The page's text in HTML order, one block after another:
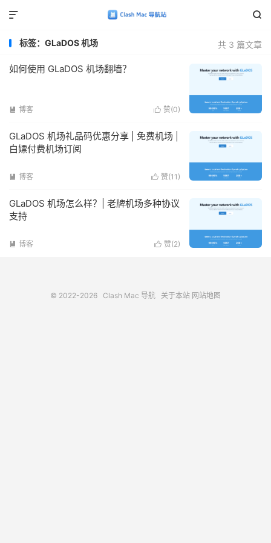


共 3 篇文章
标签：GLaDOS 机场
如何使用 GLaDOS 机场翻墙？
 赞(0)
 博客
GLaDOS 机场礼品码优惠分享 | 免费机场 |
白嫖付费机场订阅
 赞(11 )
 博客
GLaDOS 机场怎么样？| 老牌机场多种协议
支持
 赞(2)
 博客
© 2022-2026 Clash Mac 导航 关于本站 网站地图